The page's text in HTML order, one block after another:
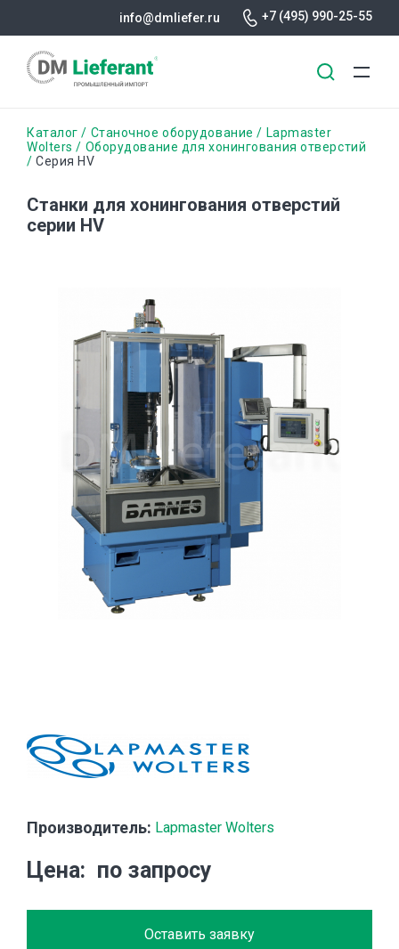
основному
info@dmliefer.ru +7 (495) 990-25-55
Строка
навигации
Каталог Станочное оборудование
Lapmaster
Wolters
Оборудование для хонингования отверстий
Серия HV
Станки для хонингования отверстий
серии HV
Производитель: Lapmaster Wolters
Цена по запросу
Оставить заявку